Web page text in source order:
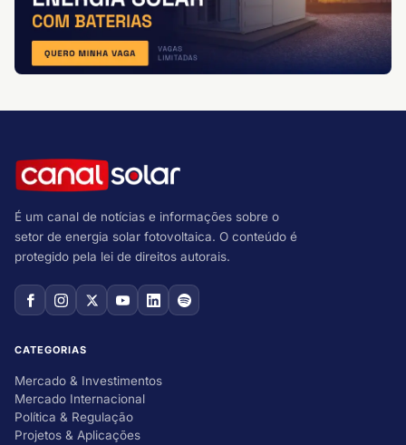
É um canal de notícias e informações sobre o
setor de energia solar fotovoltaica. O conteúdo é
protegido pela lei de direitos autorais.
CATEGORIAS
Mercado & Investimentos
Mercado Internacional
Política & Regulação
Projetos & Aplicações